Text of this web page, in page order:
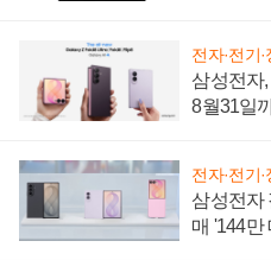
전자·전기
삼성전자
8월31일
전자·전기
삼성전자
매 '144만